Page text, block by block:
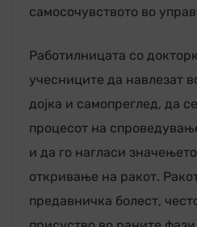
самосочувството во
Работилницата со
учесниците да навлезат
дојка и самопреглед, да
процесот на
и да го нагласи
откривање на ракот.
предавничка болест,